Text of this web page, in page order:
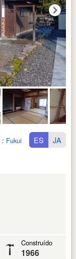
: Fukui KenES JA
Construído
1966